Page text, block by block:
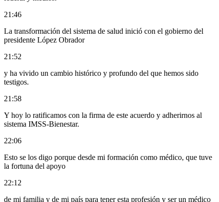
21:46
La transformación del sistema de salud inició con el gobierno del
presidente López Obrador
21:52
y ha vivido un cambio histórico y profundo del que hemos sido
testigos.
21:58
Y hoy lo ratificamos con la firma de este acuerdo y adherirnos al
sistema IMSS-Bienestar.
22:06
Esto se los digo porque desde mi formación como médico, que tuve
la fortuna del apoyo
22:12
de mi familia y de mi país para tener esta profesión y ser un médico